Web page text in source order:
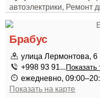
автоэлектрики, Ремонт
Брабус
улица Лермонтова, 6
+998 93 91...
ежедневно,
Показать на карте